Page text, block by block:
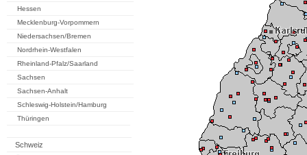
Hessen
Mecklenburg-Vorpommern
Niedersachsen/Bremen
Nordrhein-Westfalen
Rheinland-Pfalz/Saarland
Sachsen
Sachsen-Anhalt
Schleswig-Holstein/Hamburg
Thüringen
Schweiz